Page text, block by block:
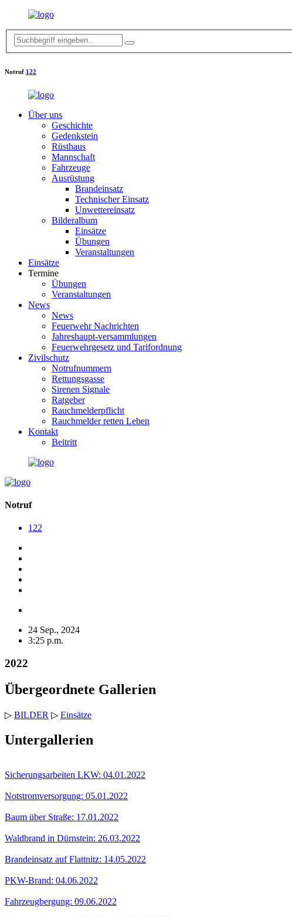
Notruf 122
Über uns
Geschichte
Gedenkstein
Rüsthaus
Mannschaft
Fahrzeuge
Ausrüstung
Brandeinsatz
Technischer Einsatz
Unwettereinsatz
Bilderalbum
Einsätze
Übungen
Veranstaltungen
Einsätze
Termine
Übungen
Veranstaltungen
News
News
Feuerwehr Nachrichten
Jahreshaupt-versammlungen
Feuerwehrgesetz und Tarifordnung
Zivilschutz
Notrufnummern
Rettungsgasse
Sirenen Signale
Ratgeber
Rauchmelderpflicht
Rauchmelder retten Leben
Kontakt
Beitritt
Notruf
122
24 Sep., 2024
3:25 p.m.
2022
Übergeordnete Gallerien
▷ BILDER ▷ Einsätze
Untergallerien
Sicherungsarbeiten LKW: 04.01.2022
Notstromversorgung: 05.01.2022
Baum über Straße: 17.01.2022
Waldbrand in Dürnstein: 26.03.2022
Brandeinsatz auf Flattnitz: 14.05.2022
PKW-Brand: 04.06.2022
Fahrzeugbergung: 09.06.2022